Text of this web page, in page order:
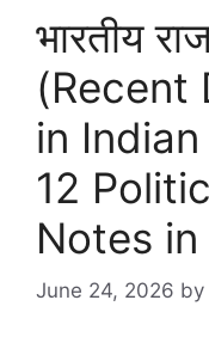
भारतीय
(Recent
in
12
Notes
June 24, 2026 by